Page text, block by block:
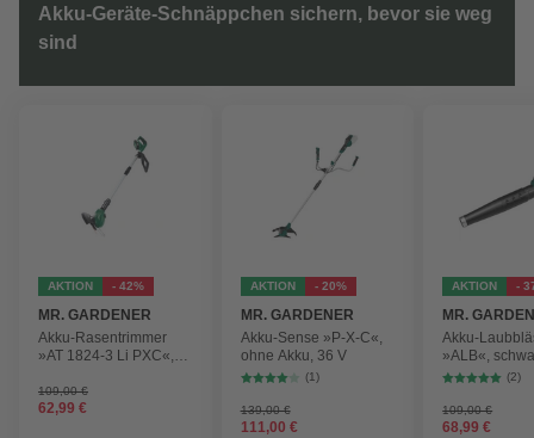
Akku-Geräte-Schnäppchen sichern, bevor sie weg
sind
AKTION - 42%
MR. GARDENER
Akku-Rasentrimmer
»AT 1824-3 Li PXC«,
109,00 €
62,99 €
AKTION - 20%
MR. GARDENER
Akku-Sense »P-X-C«,
ohne Akku, 36 V
(1)
139,00 €
111,00 €
AKTION -
MR.
Akku-
»ALB«,
max.
210 km/h
(2)
109,00 €
68,99 €